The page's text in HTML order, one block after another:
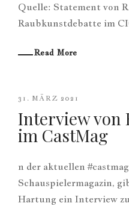
Quelle: Statement von
Raubkunstdebatte im
Read More
31. MÄRZ 2021
Interview von
im CastMag
n der aktuellen
Schauspielermagazin,
Hartung ein Interview